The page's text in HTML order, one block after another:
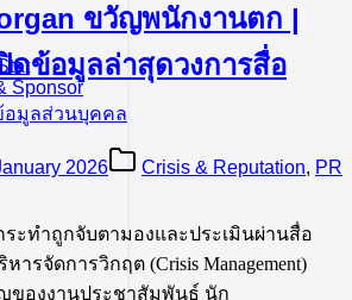
Sponsor
อมูลส่วนบุคคล
ขวัญพนักงานตก |
ดข้อมูลล่าสุดวงการสื่อ
2026 Crisis & Reputation, PR
ะทำถูกจับตามองและประเมินผ่านสื่อ
รจัดการวิกฤต (Crisis Management)
ของงานประชาสัมพันธ์ นัก